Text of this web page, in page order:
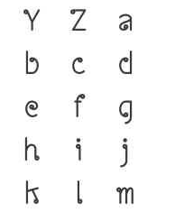
Y
Z
a
b
c
d
e
f
g
h
i
j
k
l
m